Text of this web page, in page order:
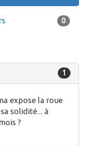
0
1
expose la roue
solidité... à
?